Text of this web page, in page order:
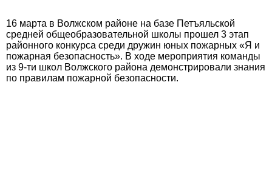
16 марта в Волжском районе на базе Петъяльской
средней общеобразовательной школы прошел 3 этап
районного конкурса среди дружин юных пожарных «Я и
пожарная безопасность». В ходе мероприятия команды
из 9-ти школ Волжского района демонстрировали знания
по правилам пожарной безопасности.